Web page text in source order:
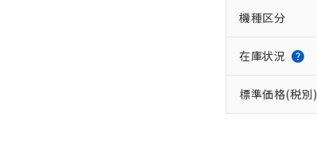
機種区分
在庫状況
標準価格(税別)